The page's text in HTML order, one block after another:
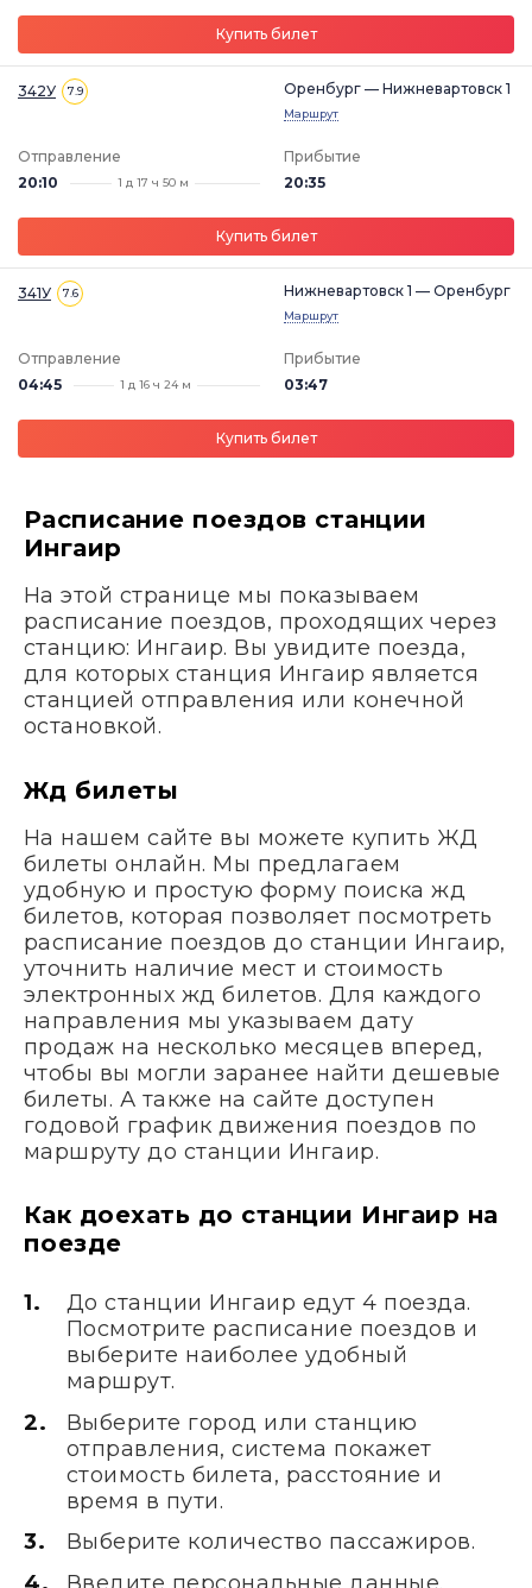
Купить билет
342У 7.9 Оренбург — Нижневартовск 1
Маршрут
Отправление
20:10
1 д 17 ч 50 м
Прибытие
20:35
Купить билет
341У 7.6 Нижневартовск 1 — Оренбург
Маршрут
Отправление
04:45
1 д 16 ч 24 м
Прибытие
03:47
Купить билет
Расписание поездов станции
Ингаир
На этой странице мы показываем
расписание поездов, проходящих через
станцию: Ингаир. Вы увидите поезда,
для которых станция Ингаир является
станцией отправления или конечной
остановкой.
Жд билеты
На нашем сайте вы можете купить ЖД
билеты онлайн. Мы предлагаем
удобную и простую форму поиска жд
билетов, которая позволяет посмотреть
расписание поездов до станции Ингаир,
уточнить наличие мест и стоимость
электронных жд билетов. Для каждого
направления мы указываем дату
продаж на несколько месяцев вперед,
чтобы вы могли заранее найти дешевые
билеты. А также на сайте доступен
годовой график движения поездов по
маршруту до станции Ингаир.
Как доехать до станции Ингаир на
поезде
До станции Ингаир едут 4 поезда.
Посмотрите расписание поездов и
выберите наиболее удобный
маршрут.
Выберите город или станцию
отправления, система покажет
стоимость билета, расстояние и
время в пути.
Выберите количество пассажиров.